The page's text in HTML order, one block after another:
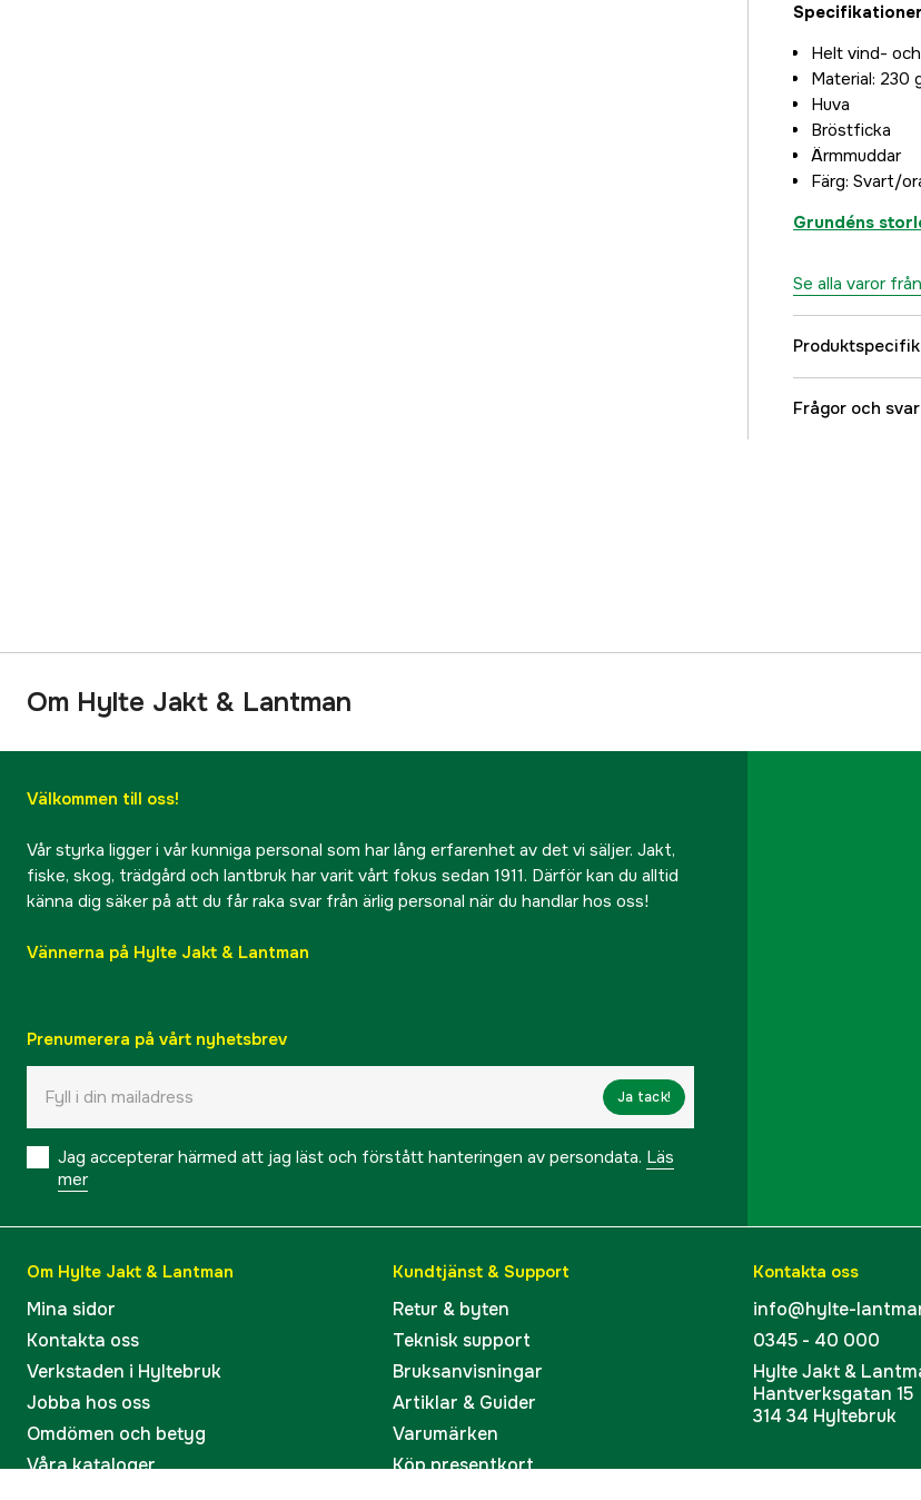
Helt vind-
Material: 230
Huva
Bröstficka
Ärmmuddar
Färg: Svart/
Grundéns
Se alla varor
Färgton
Frågor och svar
Om Hylte Jakt & Lantman
Välkommen till oss!
Vår styrka ligger i vår kunniga personal som har lång erfarenhet av det vi säljer. Jakt,
fiske, skog, trädgård och lantbruk har varit vårt fokus sedan 1911. Därför kan du alltid
känna dig säker på att du får raka svar från ärlig personal när du handlar hos oss!
Vännerna på Hylte Jakt & Lantman
Prenumerera på vårt nyhetsbrev
Ja tack!
Jag accepterar härmed att jag läst och förstått hanteringen av persondata. Läs
mer
Om Hylte Jakt & Lantman
Mina sidor
Kontakta oss
Verkstaden i Hyltebruk
Jobba hos oss
Omdömen och betyg
Våra kataloger
Kundtjänst & Support
Retur & byten
Teknisk support
Bruksanvisningar
Artiklar & Guider
Varumärken
Köp presentkort
Kontakta oss
info@hylte-
0345 - 40 000
Hylte Jakt &
Hantverksgatan 15
314 34 Hyltebruk